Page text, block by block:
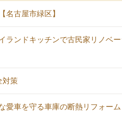
古屋市緑区】
ンドキッチンで古民家リノベー
対策
愛車を守る車庫の断熱リフォーム